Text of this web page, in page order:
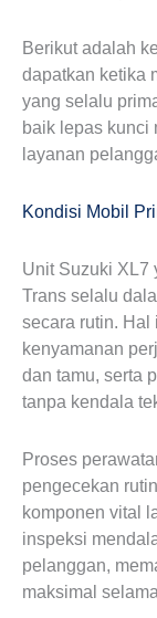
Berikut adalah
dapatkan ketika
yang selalu
baik lepas kunci
layanan
Kondisi Mobil
Unit Suzuki XL7
Trans selalu
secara rutin. Hal
kenyamanan
dan tamu, serta
tanpa kendala
Proses
pengecekan
komponen vital
inspeksi
pelanggan,
maksimal